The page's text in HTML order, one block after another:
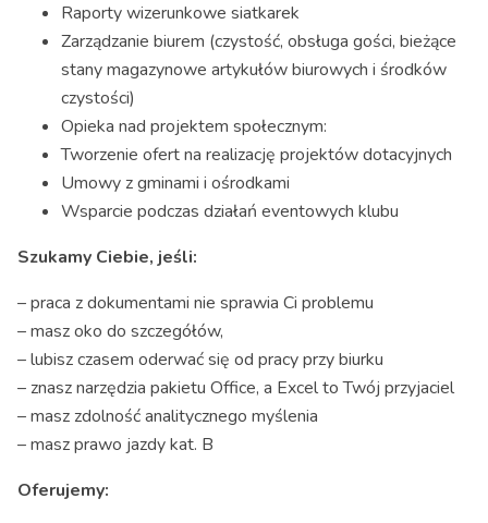
Raporty wizerunkowe siatkarek
Zarządzanie biurem (czystość, obsługa gości, bieżące
stany magazynowe artykułów biurowych i środków
czystości)
Opieka nad projektem społecznym:
Tworzenie ofert na realizację projektów dotacyjnych
Umowy z gminami i ośrodkami
Wsparcie podczas działań eventowych klubu
Szukamy Ciebie, jeśli:
– praca z dokumentami nie sprawia Ci problemu
– masz oko do szczegółów,
– lubisz czasem oderwać się od pracy przy biurku
– znasz narzędzia pakietu Office, a Excel to Twój przyjaciel
– masz zdolność analitycznego myślenia
– masz prawo jazdy kat. B
Oferujemy: